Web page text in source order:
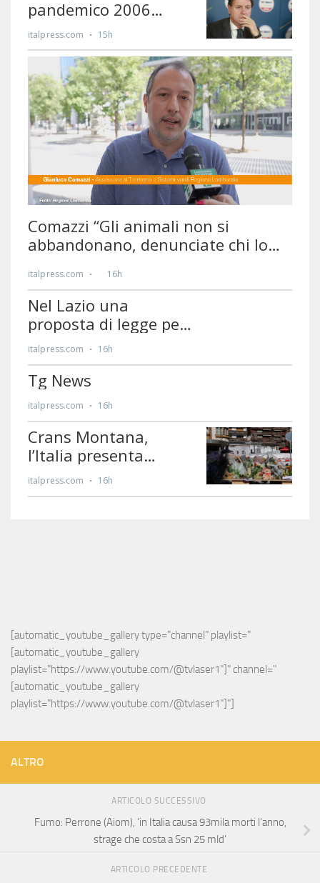
[automatic_youtube_gallery type="channel" playlist="
[automatic_youtube_gallery
playlist="https://www.youtube.com/@tvlaser1"]" channel="
[automatic_youtube_gallery
playlist="https://www.youtube.com/@tvlaser1"]"]
ALTRO
ARTICOLO SUCCESSIVO
Fumo: Perrone (Aiom), ‘in Italia causa 93mila morti l’anno,
strage che costa a Ssn 25 mld’
ARTICOLO PRECEDENTE